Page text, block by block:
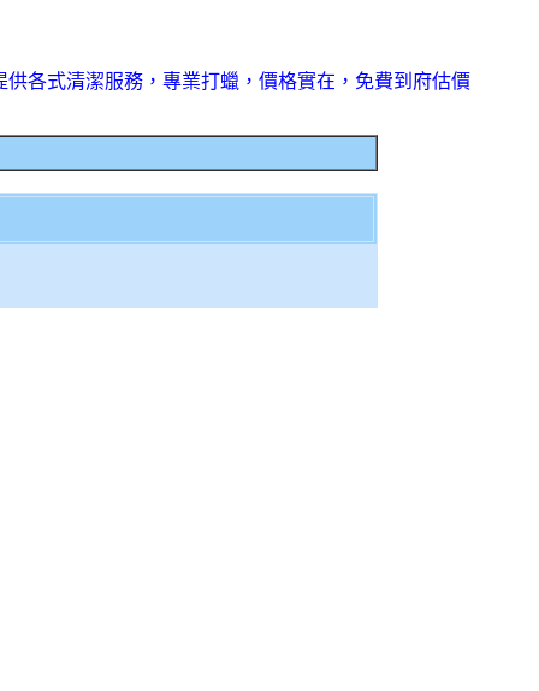
供各式清潔服務，專業打蠟，價格實在，免費到府估價